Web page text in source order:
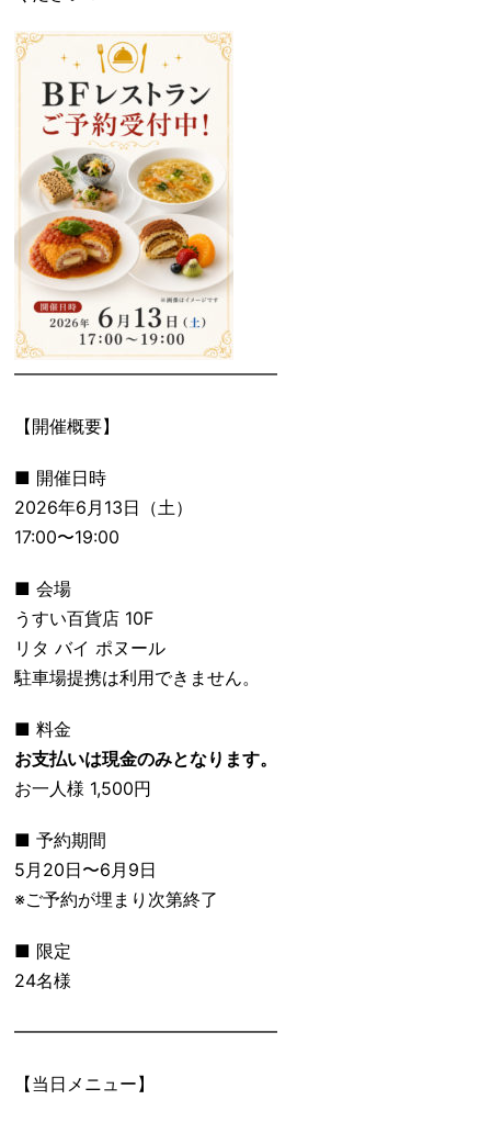
━━━━━━━━━━━━━━━
【開催概要】
■ 開催日時
2026年6月13日（土）
17:00〜19:00
■ 会場
うすい百貨店 10F
リタ バイ ポヌール
駐車場提携は利用できません。
■ 料金
お支払いは現金のみとなります。
お一人様 1,500円
■ 予約期間
5月20日〜6月9日
※ご予約が埋まり次第終了
■ 限定
24名様
━━━━━━━━━━━━━━━
【当日メニュー】